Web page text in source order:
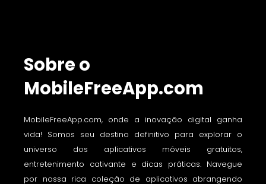
Sobre o
MobileFreeApp.com
MobileFreeApp.com, onde a inovação digital ganha
vida! Somos seu destino definitivo para explorar o
universo dos aplicativos móveis gratuitos,
entretenimento cativante e dicas práticas. Navegue
por nossa rica coleção de aplicativos abrangendo